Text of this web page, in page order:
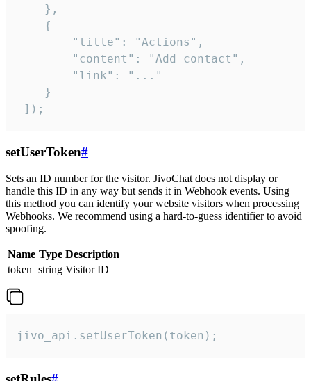
    },
    {
        "title": "Actions",
        "content": "Add contact",
        "link": "..."
    }
]);
setUserToken#
Sets an ID number for the visitor. JivoChat does not display or
handle this ID in any way but sends it in Webhook events. Using
this method you can identify your website visitors when processing
Webhooks. We recommend using a hard-to-guess identifier to avoid
spoofing.
Name Type Description
token string Visitor ID
jivo_api.setUserToken(token);